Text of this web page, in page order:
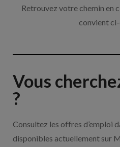
Retrouvez votre chemin en
convient
Vous
?
Consultez les offres d’emploi
disponibles actuellement sur